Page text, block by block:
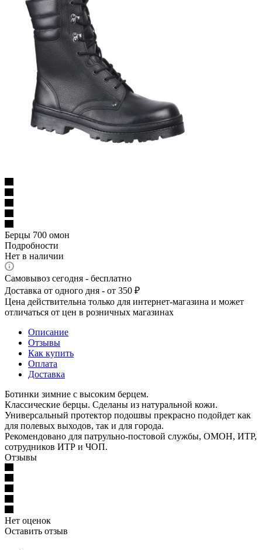
Берцы 700 омон
Подробности
Нет в наличии
Самовывоз сегодня - бесплатно
Доставка от одного дня - от 350 ₽
Цена действительна только для интернет-магазина и может
отличаться от цен в розничных магазинах
Описание
Отзывы
Как купить
Оплата
Доставка
Ботинки зимние с высоким берцем.
Классические берцы. Сделаны из натуральной кожи.
Универсальный протектор подошвы прекрасно подойдет как
для полевых выходов, так и для города.
Рекомендовано для патрульно-постовой службы, ОМОН, ИТР,
сотрудников ИТР и ЧОП.
Отзывы
Нет оценок
Оставить отзыв